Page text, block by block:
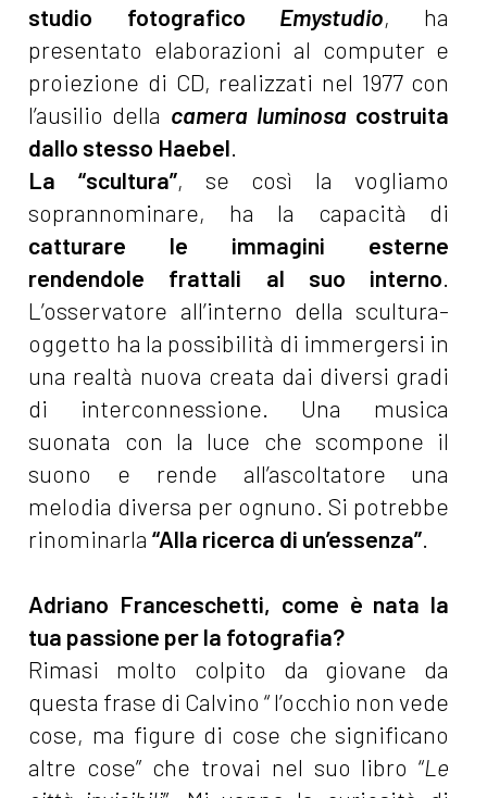
studio fotografico Emystudio, ha
presentato elaborazioni al computer e
proiezione di CD, realizzati nel 1977 con
l’ausilio della camera luminosa costruita
dallo stesso Haebel.
La “scultura”, se così la vogliamo
soprannominare, ha la capacità di
catturare le immagini esterne
rendendole frattali al suo interno.
L’osservatore all’interno della scultura-
oggetto ha la possibilità di immergersi in
una realtà nuova creata dai diversi gradi
di interconnessione. Una musica
suonata con la luce che scompone il
suono e rende all’ascoltatore una
melodia diversa per ognuno. Si potrebbe
rinominarla“Alla ricerca di un’essenza”.
Adriano Franceschetti, come è nata la
tua passione per la fotografia?
Rimasi molto colpito da giovane da
questa frase di Calvino “ l’occhio non vede
cose, ma figure di cose che significano
altre cose” che trovai nel suo libro “Le